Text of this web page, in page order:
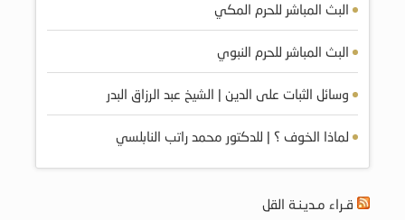
البث المباشر للحرم المكي
البث المباشر للحرم النبوي
وسائل الثبات على الدين | الشيخ عبد الرزاق البدر
لماذا الخوف ؟ | للدكتور محمد راتب النابلسي
قـراء مـديـنـة القل